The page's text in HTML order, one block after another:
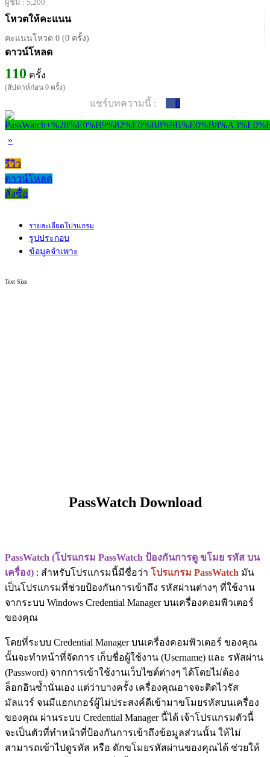
ผู้ชม : 5,200
โหวตให้คะแนน
คะแนนโหวต 0 (0 ครั้ง)
ดาวน์โหลด
110 ครั้ง
(สัปดาห์ก่อน 0 ครั้ง)
แชร์บทความนี้ : 0
»
รีวิว
ดาวน์โหลด
สั่งซื้อ
รายละเอียดโปรแกรม
รูปประกอบ
ข้อมูลจำเพาะ
Text Size
PassWatch Download
PassWatch (โปรแกรม PassWatch ป้องกันการดู ขโมย รหัส บน
เครื่อง) : สำหรับโปรแกรมนี้มีชื่อว่า โปรแกรม PassWatch มัน
เป็นโปรแกรมที่ช่วยป้องกันการเข้าถึง รหัสผ่านต่างๆ ที่ใช้งาน
จากระบบ Windows Credential Manager บนเครื่องคอมพิวเตอร์
ของคุณ
โดยที่ระบบ Credential Manager บนเครื่องคอมพิวเตอร์ ของคุณ
นั้นจะทำหน้าที่จัดการ เก็บชื่อผู้ใช้งาน (Username) และ รหัสผ่าน
(Password) จากการเข้าใช้งานเว็บไซต์ต่างๆ ได้โดยไม่ต้อง
ล็อกอินซ้ำนั่นเอง แต่ว่าบางครั้ง เครื่องคุณอาจจะติดไวรัส
มัลแวร์ จนมีแฮกเกอร์ผู้ไม่ประสงค์ดีเข้ามาขโมยรหัสบนเครื่อง
ของคุณ ผ่านระบบ Credential Manager นี้ได้ เจ้าโปรแกรมตัวนี้
จะเป็นตัวที่ทำหน้าที่ป้องกันการเข้าถึงข้อมูลส่วนนั้น ให้ไม่
สามารถเข้าไปดูรหัส หรือ ดักขโมยรหัสผ่านของคุณได้ ช่วยให้